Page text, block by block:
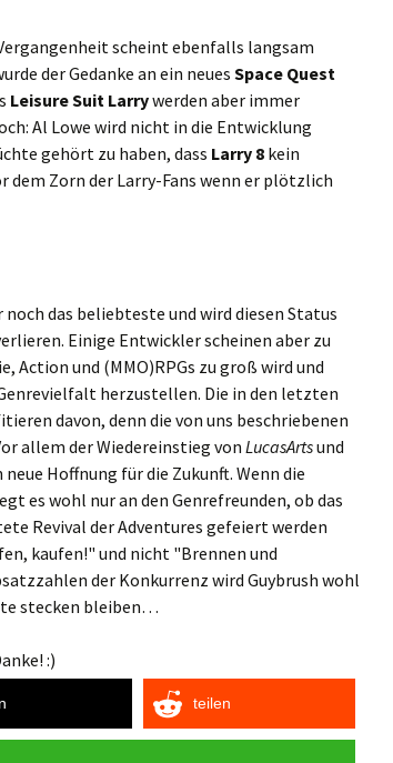
scheint ebenfalls langsam
der Gedanke an ein neues Space Quest
Leisure Suit Larrywerden aber immer
Al Lowe wird nicht in die Entwicklung
gehört zu haben, dass Larry 8 kein
dem Zorn der Larry-Fans wenn er plötzlich
das beliebteste und wird diesen Status
Einige Entwickler scheinen aber zu
Action und (MMO)RPGs zu groß wird und
herzustellen. Die in den letzten
davon, denn die von uns beschriebenen
allem der Wiedereinstieg von LucasArtsund
neue Hoffnung für die Zukunft. Wenn die
es wohl nur an den Genrefreunden, ob das
Revival der Adventures gefeiert werden
kaufen!" und nicht "Brennen und
der Konkurrenz wird Guybrush wohl
stecken bleiben…
:)
teilen